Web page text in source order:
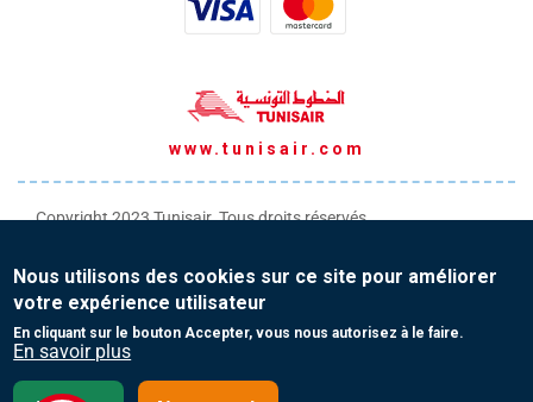
www.tunisair.com
Copyright 2023 Tunisair. Tous droits réservés
Conditions générales de Vente
Protection de vos données personnelles
Nous utilisons des cookies sur ce site pour améliorer
votre expérience utilisateur
En cliquant sur le bouton Accepter, vous nous autorisez à le faire.
En savoir plus